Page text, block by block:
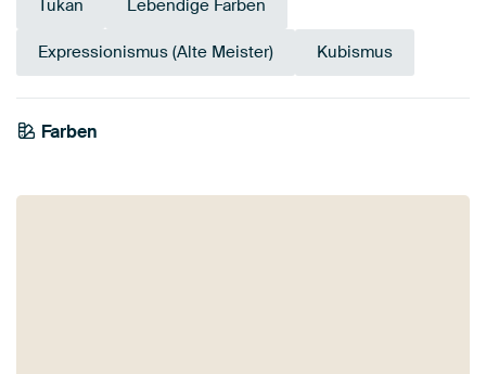
Tukan Lebendige Farben
Expressionismus (Alte Meister) Kubismus
Farben
Grün
Early Dew
Salbeigrün